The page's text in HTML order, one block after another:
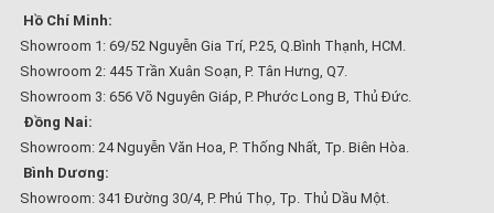
Hồ Chí Minh:
Showroom 1: 69/52 Nguyễn Gia Trí, P.25, Q.Bình Thạnh, HCM.
Showroom 2: 445 Trần Xuân Soạn, P. Tân Hưng, Q7.
Showroom 3: 656 Võ Nguyên Giáp, P. Phước Long B, Thủ Đức.
Đồng Nai:
Showroom: 24 Nguyễn Văn Hoa, P. Thống Nhất, Tp. Biên Hòa.
Bình Dương:
Showroom: 341 Đường 30/4, P. Phú Thọ, Tp. Thủ Dầu Một.